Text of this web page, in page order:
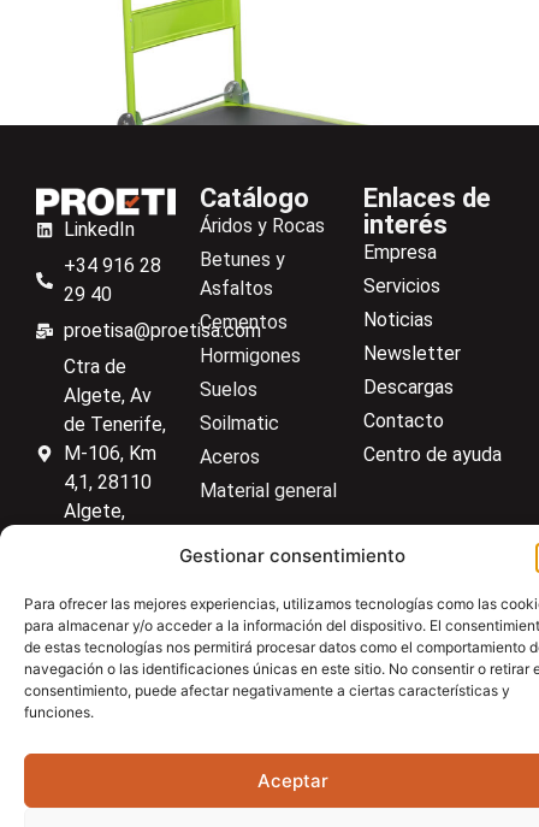
Gestionar consentimiento
Para ofrecer las mejores experiencias, utilizamos tecnologías como las
para almacenar y/o acceder a la información del dispositivo. El
de estas tecnologías nos permitirá procesar datos como el comportamiento
navegación o las identificaciones únicas en este sitio. No consentir o retirar
consentimiento, puede afectar negativamente a ciertas características y
funciones.
Aceptar
Carro de transporte
LinkedIn
+34 916 28
29 40
proetisa@proetisa.com
Ctra de
Algete, Av
de Tenerife,
M-106, Km
4,1, 28110
Algete,
Catálogo
Áridos y Rocas
Betunes y
Asfaltos
Cementos
Hormigones
Suelos
Soilmatic
Aceros
Material general
Enlaces de
interés
Empresa
Servicios
Noticias
Newsletter
Descargas
Contacto
Centro de ayuda
Aviso LegalPolítica de privacidadPolítica de cookies